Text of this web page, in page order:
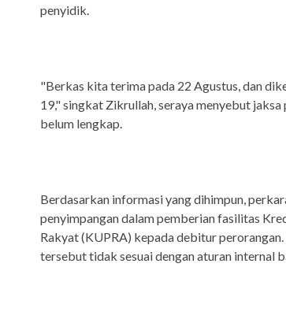
penyidik.
"Berkas kita terima pada 22 Agustus, dan
19," singkat Zikrullah, seraya menyebut
belum lengkap.
Berdasarkan informasi yang dihimpun,
penyimpangan dalam pemberian fasilitas
Rakyat (KUPRA) kepada debitur
tersebut tidak sesuai dengan aturan internal